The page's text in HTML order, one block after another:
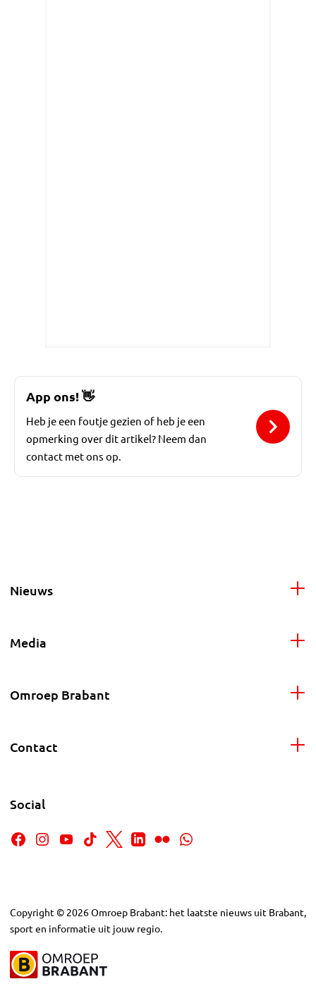
App ons!👋
Heb je een foutje gezien of heb je een
opmerking over dit artikel? Neem dan
contact met ons op.
Nieuws
Media
Omroep Brabant
Contact
Social
Copyright © 2026Omroep Brabant: het laatste nieuws uit Brabant,
sport en informatie uit jouw regio.